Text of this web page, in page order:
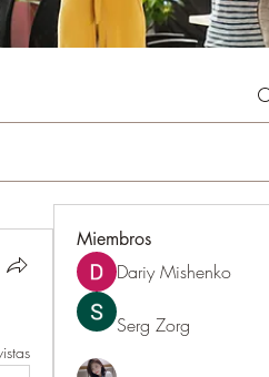
Miembros
Dariy Mishenko
Serg Zorg